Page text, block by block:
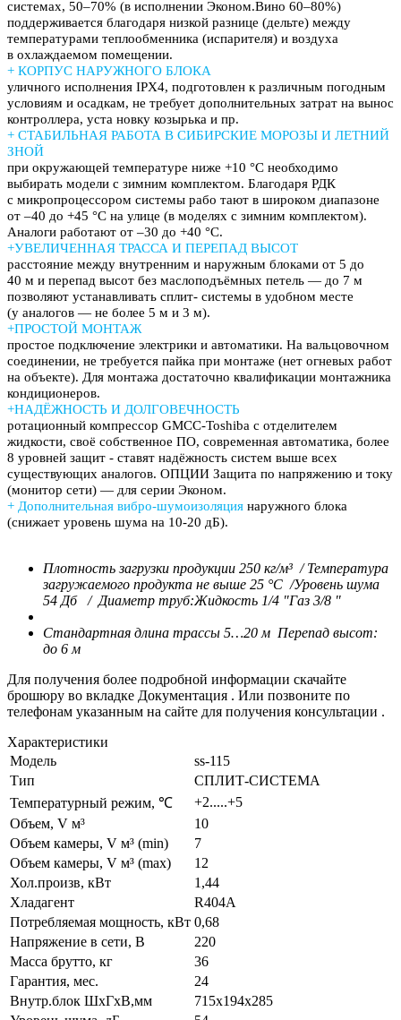
системах, 50–70% (в исполнении Эконом.Вино 60–80%)
поддерживается благодаря низкой разнице (дельте) между
температурами теплообменника (испарителя) и воздуха
в охлаждаемом помещении.
+ КОРПУС НАРУЖНОГО БЛОКА
уличного исполнения IPX4, подготовлен к различным погодным
условиям и осадкам, не требует дополнительных затрат на вынос
контроллера, уста новку козырька и пр.
+ СТАБИЛЬНАЯ РАБОТА В СИБИРСКИЕ МОРОЗЫ И ЛЕТНИЙ
ЗНОЙ
при окружающей температуре ниже +10 °C необходимо
выбирать модели с зимним комплектом. Благодаря РДК
с микропроцессором системы рабо тают в широком диапазоне
от –40 до +45 °C на улице (в моделях с зимним комплектом).
Аналоги работают от –30 до +40 °C.
+УВЕЛИЧЕННАЯ ТРАССА И ПЕРЕПАД ВЫСОТ
расстояние между внутренним и наружным блоками от 5 до
40 м и перепад высот без маслоподъёмных петель — до 7 м
позволяют устанавливать сплит- системы в удобном месте
(у аналогов — не более 5 м и 3 м).
+ПРОСТОЙ МОНТАЖ
простое подключение электрики и автоматики. На вальцовочном
соединении, не требуется пайка при монтаже (нет огневых работ
на объекте). Для монтажа достаточно квалификации монтажника
кондиционеров.
+НАДЁЖНОСТЬ И ДОЛГОВЕЧНОСТЬ
ротационный компрессор GMCC-Toshiba с отделителем
жидкости, своё собственное ПО, современная автоматика, более
8 уровней защит - ставят надёжность систем выше всех
существующих аналогов. ОПЦИИ Защита по напряжению и току
(монитор сети) — для серии Эконом.
+ Дополнительная вибро-шумоизоляция наружного блока
(снижает уровень шума на 10-20 дБ).
Плотность загрузки продукции 250 кг/м³ / Температура
загружаемого продукта не выше 25 °С /Уровень шума
54 Дб / Диаметр труб:Жидкость 1/4 "Газ 3/8 "
Стандартная длина трассы 5…20 м Перепад высот:
до 6 м
Для получения более подробной информации скачайте
брошюру во вкладке Документация . Или позвоните по
телефонам указанным на сайте для получения консультации .
Характеристики
Модель
ss-115
Тип
СПЛИТ-СИСТЕМА
Температурный режим, ℃
+2.....+5
Объем, V м³
10
Объем камеры, V м³ (min)
7
Объем камеры, V м³ (max)
12
Хол.произв, кВт
1,44
Хладагент
R404A
Потребляемая мощность, кВт 0,68
Напряжение в сети, В
220
Масса брутто, кг
36
Гарантия, мес.
24
Внутр.блок ШхГхВ,мм
715х194х285